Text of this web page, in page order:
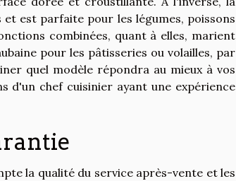
est parfaite pour les légumes, poissons
combinées, quant à elles, marient
pour les pâtisseries ou volailles, par
quel modèle répondra au mieux à vos
d'un chef cuisinier ayant une expérience
la qualité du service après-vente et les